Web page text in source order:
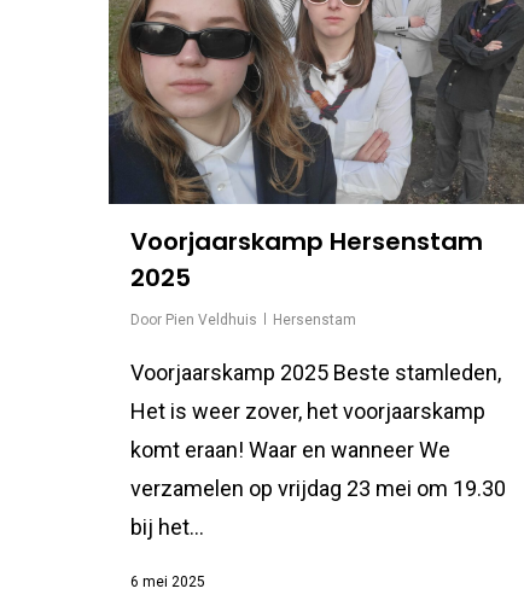
Voorjaarskamp Hersenstam
2025
Door Pien Veldhuis Hersenstam
Voorjaarskamp 2025 Beste stamleden,
Het is weer zover, het voorjaarskamp
komt eraan! Waar en wanneer We
verzamelen op vrijdag 23 mei om 19.30
bij het...
6 mei 2025